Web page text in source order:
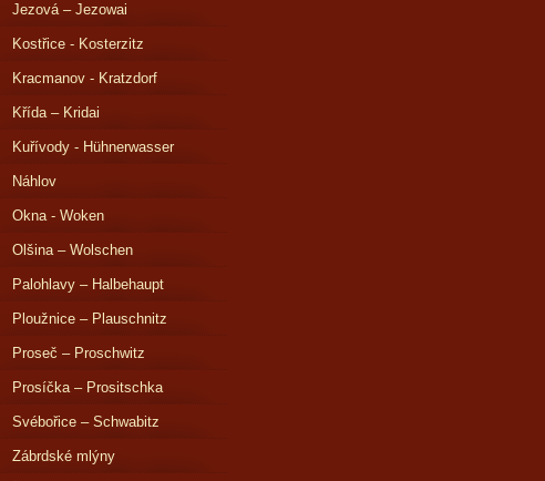
Jezová – Jezowai
Kostřice - Kosterzitz
Kracmanov - Kratzdorf
Křída – Kridai
Kuřívody - Hühnerwasser
Náhlov
Okna - Woken
Olšina – Wolschen
Palohlavy – Halbehaupt
Ploužnice – Plauschnitz
Proseč – Proschwitz
Prosíčka – Prositschka
Svébořice – Schwabitz
Zábrdské mlýny